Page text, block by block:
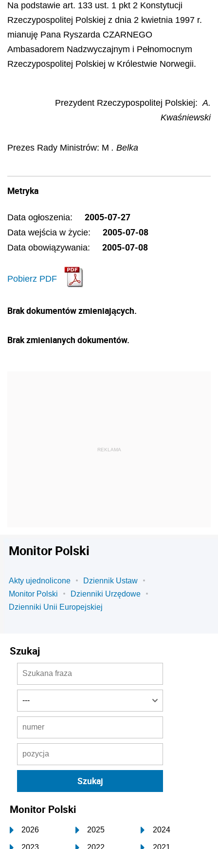
Na podstawie art. 133 ust. 1 pkt 2 Konstytucji
Rzeczypospolitej Polskiej z dnia 2 kwietnia 1997 r.
mianuję Pana Ryszarda CZARNEGO
Ambasadorem Nadzwyczajnym i Pełnomocnym
Rzeczypospolitej Polskiej w Królestwie Norwegii.
Prezydent Rzeczypospolitej Polskiej: A.
Kwaśniewski
Prezes Rady Ministrów: M . Belka
Metryka
Data ogłoszenia: 2005-07-27
Data wejścia w życie: 2005-07-08
Data obowiązywania: 2005-07-08
Pobierz PDF
Brak dokumentów zmieniających.
Brak zmienianych dokumentów.
Monitor Polski
Akty ujednolicone
Dziennik Ustaw
Monitor Polski
Dzienniki Urzędowe
Dzienniki Unii Europejskiej
Szukaj
Monitor Polski
2026 2025 2024
2023 2022 2021